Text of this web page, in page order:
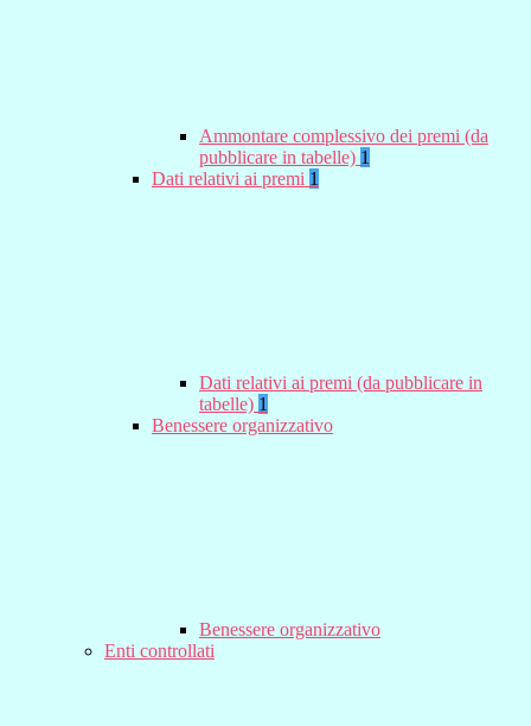
Ammontare complessivo dei premi (da
pubblicare in tabelle) 1
Dati relativi ai premi 1
Dati relativi ai premi (da pubblicare in
tabelle) 1
Benessere organizzativo
Benessere organizzativo
Enti controllati